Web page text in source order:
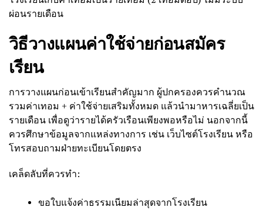
ผ่อนรายเดือน
วิธีวางแผนค่าใช้จ่ายก่อนสมัคร
เรียน
การวางแผนก่อนเข้าเรียนสำคัญมาก ผู้ปกครองควรคำนวณ
รวมค่าเทอม + ค่าใช้จ่ายเสริมทั้งหมด แล้วนำมาหารเฉลี่ยเป็น
รายเดือน เพื่อดูว่ารายได้ครัวเรือนเพียงพอหรือไม่ นอกจากนี้
ควรศึกษาข้อมูลจากแหล่งทางการ เช่น เว็บไซต์โรงเรียน หรือ
โทรสอบถามฝ่ายทะเบียนโดยตรง
เคล็ดลับที่ควรทำ:
ขอใบแจ้งค่าธรรมเนียมล่าสุดจากโรงเรียน